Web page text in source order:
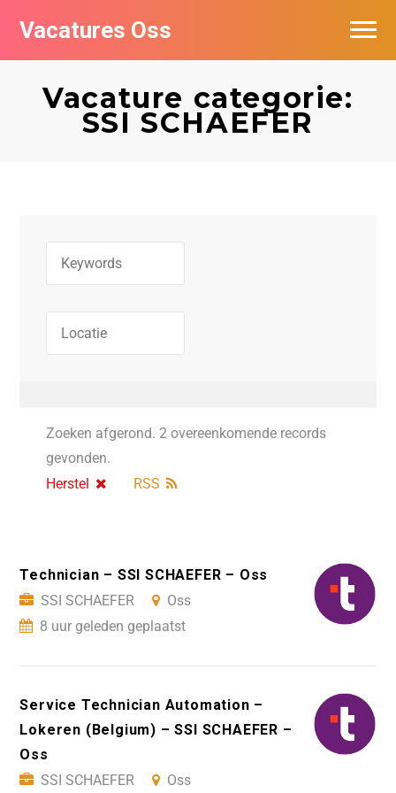
Vacatures Oss
Vacature categorie:
SSI SCHAEFER
Zoeken afgerond. 2 overeenkomende records
gevonden.
Herstel
RSS
Technician – SSI SCHAEFER – Oss
SSI SCHAEFER
Oss
8 uur geleden geplaatst
Service Technician Automation –
Lokeren (Belgium) – SSI SCHAEFER –
Oss
SSI SCHAEFER
Oss